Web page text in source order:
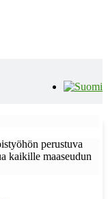
perustuva
kaikille maaseudun